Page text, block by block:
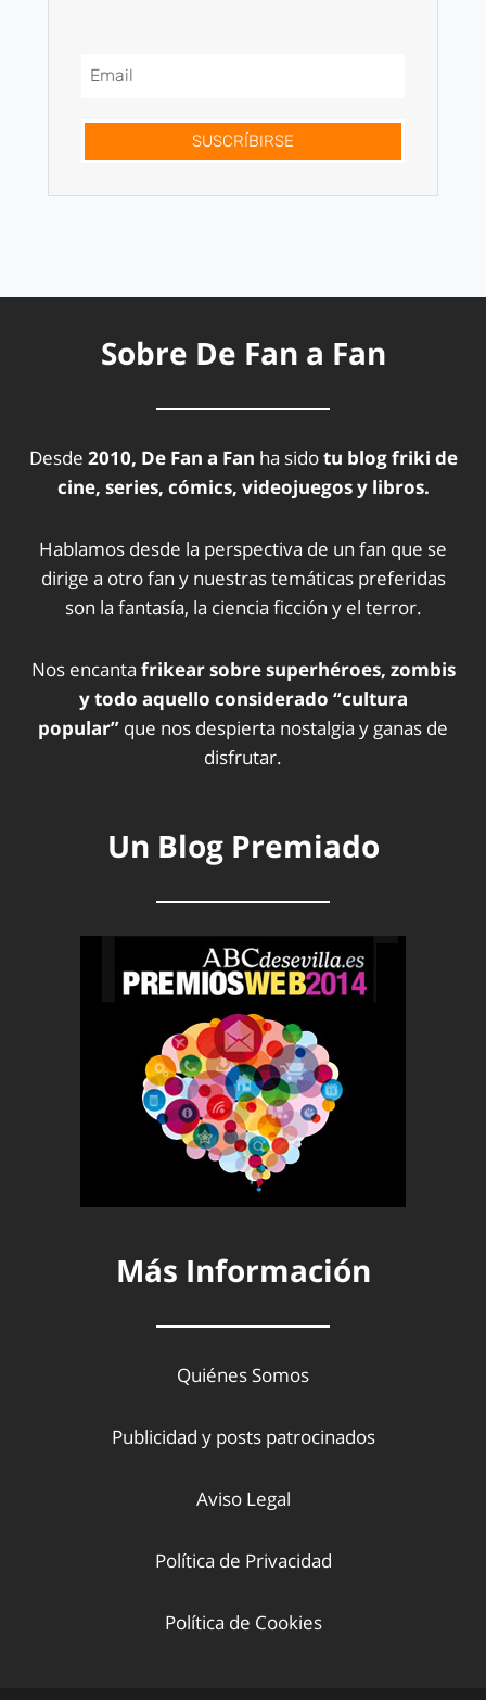
SUSCRÍBIRSE
Sobre De Fan a Fan
Desde 2010, De Fan a Fan ha sidotu blog friki de
cine, series, cómics, videojuegos y libros.
Hablamos desde la perspectiva de un fan que se
dirige a otro fan y nuestras temáticas preferidas
son la fantasía, la ciencia ficción y el terror.
Nos encanta frikear sobre superhéroes, zombis
y todo aquello considerado “cultura
popular” que nos despierta nostalgia y ganas de
disfrutar.
Un Blog Premiado
Más Información
Quiénes Somos
Publicidad y posts patrocinados
Aviso Legal
Política de Privacidad
Política de Cookies